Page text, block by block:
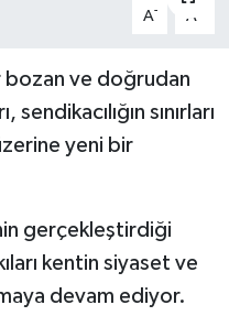
A- A
bozan ve doğrudan
sınırları
yeni bir
gerçekleştirdiği
kentin siyaset ve
devam ediyor.